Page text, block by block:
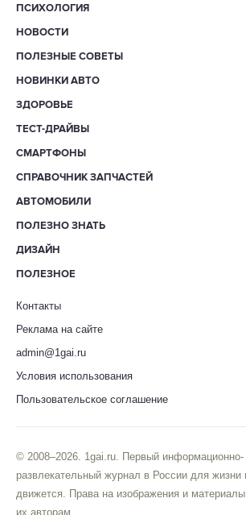
ПСИХОЛОГИЯ
НОВОСТИ
ПОЛЕЗНЫЕ СОВЕТЫ
НОВИНКИ АВТО
ЗДОРОВЬЕ
ТЕСТ-ДРАЙВЫ
СМАРТФОНЫ
СПРАВОЧНИК ЗАПЧАСТЕЙ
АВТОМОБИЛИ
ПОЛЕЗНО ЗНАТЬ
ДИЗАЙН
ПОЛЕЗНОЕ
Контакты
Реклама на сайте
admin@1gai.ru
Условия использования
Пользовательское соглашение
© 2008–2026. 1gai.ru. Первый информационно-
развлекательный журнал в России для жизни
движется. Права на изображения и
их авторам.